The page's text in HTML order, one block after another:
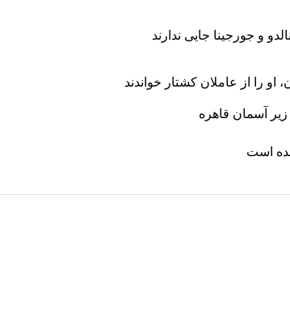
او را از عاملان کشتار خواندند
است